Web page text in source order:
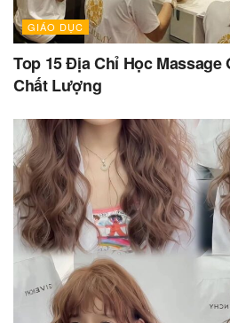
GIÁO DỤC
Top 15 Địa Chỉ Học Massage
Chất Lượng